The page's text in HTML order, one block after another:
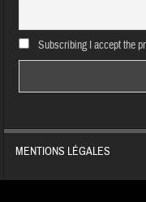
Subscribing I accept the
MENTIONS LÉGALES